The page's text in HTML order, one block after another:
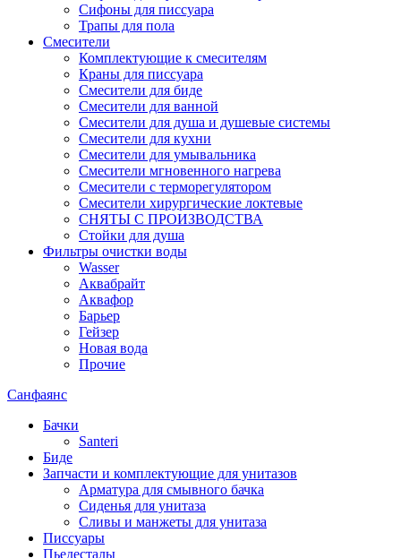
Сифоны для писсуара
Трапы для пола
Смесители
Комплектующие к смесителям
Краны для писсуара
Смесители для биде
Смесители для ванной
Смесители для душа и душевые системы
Смесители для кухни
Смесители для умывальника
Смесители мгновенного нагрева
Смесители с терморегулятором
Смесители хирургические локтевые
СНЯТЫ С ПРОИЗВОДСТВА
Стойки для душа
Фильтры очистки воды
Wasser
Аквабрайт
Аквафор
Барьер
Гейзер
Новая вода
Прочие
Санфаянс
Бачки
Santeri
Биде
Запчасти и комплектующие для унитазов
Арматура для смывного бачка
Сиденья для унитаза
Сливы и манжеты для унитаза
Писсуары
Пьедесталы